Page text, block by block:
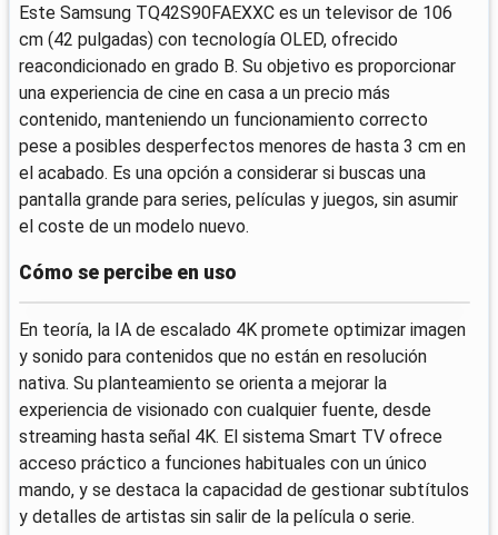
Este Samsung TQ42S90FAEXXC es un televisor de 106
cm (42 pulgadas) con tecnología OLED, ofrecido
reacondicionado en grado B. Su objetivo es proporcionar
una experiencia de cine en casa a un precio más
contenido, manteniendo un funcionamiento correcto
pese a posibles desperfectos menores de hasta 3 cm en
el acabado. Es una opción a considerar si buscas una
pantalla grande para series, películas y juegos, sin asumir
el coste de un modelo nuevo.
Cómo se percibe en uso
En teoría, la IA de escalado 4K promete optimizar imagen
y sonido para contenidos que no están en resolución
nativa. Su planteamiento se orienta a mejorar la
experiencia de visionado con cualquier fuente, desde
streaming hasta señal 4K. El sistema Smart TV ofrece
acceso práctico a funciones habituales con un único
mando, y se destaca la capacidad de gestionar subtítulos
y detalles de artistas sin salir de la película o serie.